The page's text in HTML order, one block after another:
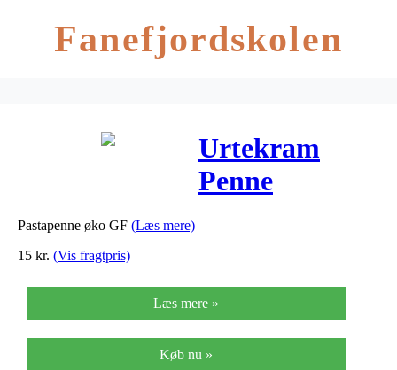
Fanefjordskolen
Urtekram
Penne
Pastapenne øko GF (Læs mere)
15 kr. (Vis fragtpris)
Læs mere »
Køb nu »